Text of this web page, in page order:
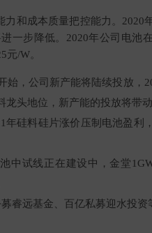
力和成本质量把控能力。2020
一步降低。2020年公司电池
/W。
始，公司新产能将陆续投放，
头地位，新产能的投放将带
年硅料硅片涨价压制电池盈利
中试线正在建设中，金堂
睿远基金、百亿私募迎水投资